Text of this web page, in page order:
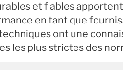
et fiables
en tant que
ont une
les plus strictes des